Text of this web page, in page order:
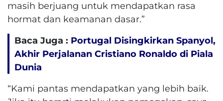
masih berjuang untuk mendapatkan rasa
hormat dan keamanan dasar.”
Baca Juga : Portugal Disingkirkan Spanyol,
Akhir Perjalanan Cristiano Ronaldo di Piala
Dunia
“Kami pantas mendapatkan yang lebih baik.